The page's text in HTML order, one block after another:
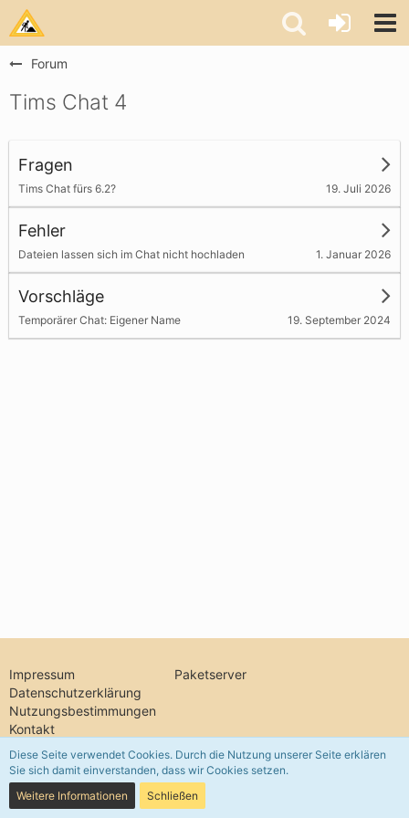
Forum
Tims Chat 4
Fragen
Tims Chat fürs 6.2? 19. Juli 2026
Fehler
Dateien lassen sich im Chat nicht hochladen 1. Januar 2026
Vorschläge
Temporärer Chat: Eigener Name 19. September 2024
Impressum
Datenschutzerklärung
Nutzungsbestimmungen
Kontakt
Paketserver
Community-Software:
Diese Seite verwendet Cookies. Durch die Nutzung unserer Seite erklären
Sie sich damit einverstanden, dass wir Cookies setzen.
Weitere Informationen
Schließen